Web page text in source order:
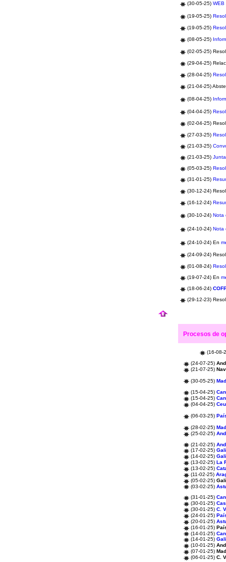
(30-05-25) WEB
(19-05-25)
(19-05-25)
(08-05-25)
(02-05-25)
(29-04-25)
(28-04-25)
(21-04-25)
(08-04-25)
(04-04-25)
(02-04-25)
(27-03-25)
(21-03-25)
(21-03-25)
(05-03-25)
(31-01-25)
(30-12-24)
(16-12-24)
(30-10-24) Nota
(24-10-24) Nota
(24-10-24) En
(24-09-24)
(01-08-24)
(19-07-24) En
(18-06-24)
(29-12-23)
Procesos de
(16-08-
(24-07-25)
(21-07-25)
(30-05-25)
(15-04-25)
(15-04-25)
(04-04-25)
(06-03-25)
(28-02-25)
(25-02-25)
(21-02-25)
(17-02-25)
(14-02-25)
(13-02-25) La
(13-02-25)
(11-02-25)
(05-02-25)
(03-02-25)
(31-01-25)
(30-01-25)
(30-01-25) C.
(24-01-25)
(20-01-25)
(16-01-25)
(14-01-25)
(14-01-25)
(10-01-25)
(07-01-25)
(06-01-25) C.